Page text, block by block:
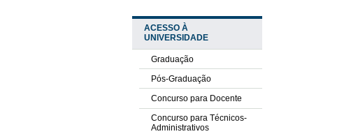
ACESSO À
UNIVERSIDADE
Graduação
Pós-Graduação
Concurso para Docente
Concurso para Técnicos-
Administrativos